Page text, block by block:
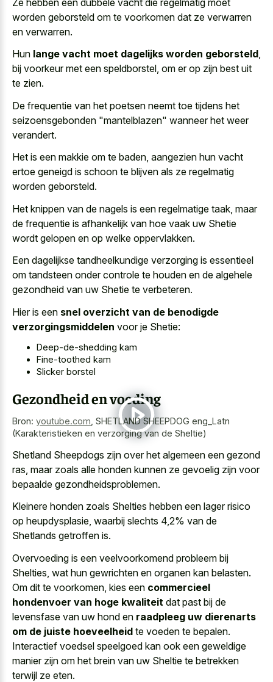
worden geborsteld om te voorkomen dat ze verwarren
en verwarren.
Hun lange vacht moet dagelijks worden geborsteld,
bij voorkeur met een speldborstel, om er op zijn best uit
te zien.
De frequentie van het poetsen neemt toe tijdens het
seizoensgebonden "mantelblazen" wanneer het weer
verandert.
Het is een makkie om te baden, aangezien hun vacht
ertoe geneigd is schoon te blijven als ze regelmatig
worden geborsteld.
Het knippen van de nagels is een regelmatige taak, maar
de frequentie is afhankelijk van hoe vaak uw Shetie
wordt gelopen en op welke oppervlakken.
Een dagelijkse tandheelkundige verzorging is essentieel
om tandsteen onder controle te houden en de algehele
gezondheid van uw Shetie te verbeteren.
Hier is een snel overzicht van de benodigde
verzorgingsmiddelen voor je Shetie:
Deep-de-shedding kam
Fine-toothed kam
Slicker borstel
Gezondheid en voeding
Bron: youtube.com SHETLAND SHEEPDOG eng_Latn
(Karakteristieken en verzorging van de Sheltie)
Shetland Sheepdogs zijn over het algemeen een gezond
ras, maar zoals alle honden kunnen ze gevoelig zijn voor
bepaalde gezondheidsproblemen.
Kleinere honden zoals Shelties hebben een lager risico
op heupdysplasie, waarbij slechts 4,2% van de
Shetlands getroffen is.
Overvoeding is een veelvoorkomend probleem bij
Shelties, wat hun gewrichten en organen kan belasten.
Om dit te voorkomen, kies een commercieel
hondenvoer van hoge kwaliteit dat past bij de
levensfase van uw hond en raadpleeg uw dierenarts
om de juiste hoeveelheid te voeden te bepalen.
Interactief voedsel speelgoed kan ook een geweldige
manier zijn om het brein van uw Sheltie te betrekken
terwijl ze eten.